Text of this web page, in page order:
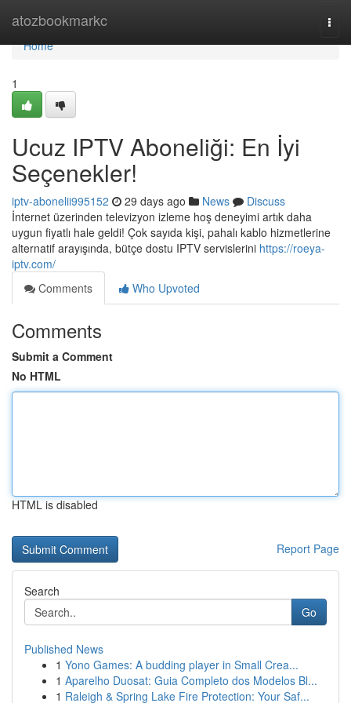
atozbookmarkc
Home
Home
1
Ucuz IPTV Aboneliği: En İyi
Seçenekler!
iptv-abonelii995152 29 days ago News
Discuss
İnternet üzerinden televizyon izleme hoş deneyimi artık daha
uygun fiyatlı hale geldi! Çok sayıda kişi, pahalı kablo hizmetlerine
alternatif arayışında, bütçe dostu IPTV servislerini https://roeya-
iptv.com/
Comments
Who Upvoted
Comments
Submit a Comment
No HTML
HTML is disabled
Report Page
Search
Go
Published News
1 Yono Games: A budding player in Small Crea...
1 Aparelho Duosat: Guia Completo dos Modelos Bl...
1 Raleigh & Spring Lake Fire Protection: Your Saf...